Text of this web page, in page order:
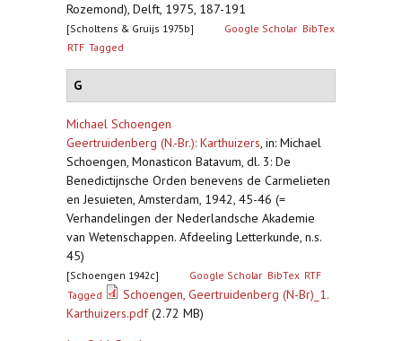
Rozemond), Delft, 1975, 187-191
[Scholtens & Gruijs 1975b] Google Scholar BibTex
RTF Tagged
G
Michael Schoengen
Geertruidenberg (N.-Br.): Karthuizers, in: Michael
Schoengen, Monasticon Batavum, dl. 3: De
Benedictijnsche Orden benevens de Carmelieten
en Jesuieten, Amsterdam, 1942, 45-46 (=
Verhandelingen der Nederlandsche Akademie
van Wetenschappen. Afdeeling Letterkunde, n.s.
45)
[Schoengen 1942c] Google Scholar BibTex RTF
Tagged
Schoengen, Geertruidenberg (N-Br)_1.
Karthuizers.pdf(2.72 MB)